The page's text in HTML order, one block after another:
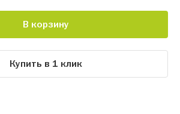
В корзину
Купить в 1 клик